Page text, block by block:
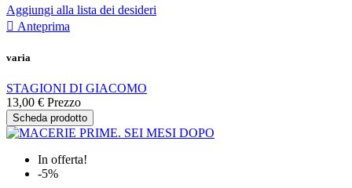
Aggiungi alla lista dei desideri
 Anteprima
varia
STAGIONI DI GIACOMO
13,00 € Prezzo
Scheda prodotto
In offerta!
-5%